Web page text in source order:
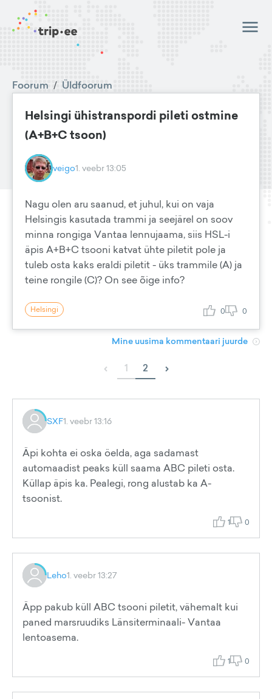
Foorum / Üldfoorum
Helsingi ühistranspordi pileti ostmine
(A+B+C tsoon)
veigo1. veebr 13:05
Nagu olen aru saanud, et juhul, kui on vaja
Helsingis kasutada trammi ja seejärel on soov
minna rongiga Vantaa lennujaama, siis HSL-i
äpis A+B+C tsooni katvat ühte piletit pole ja
tuleb osta kaks eraldi piletit - üks trammile (A) ja
teine rongile (C)? On see õige info?
Helsingi 0 0
Mine uusima kommentaari juurde
‹ 1 2 ›
SXF1. veebr 13:16
Äpi kohta ei oska öelda, aga sadamast
automaadist peaks küll saama ABC pileti osta.
Küllap äpis ka. Pealegi, rong alustab ka A-
tsoonist.
1 0
Leho1. veebr 13:27
Äpp pakub küll ABC tsooni piletit, vähemalt kui
paned marsruudiks Länsiterminaali- Vantaa
lentoasema.
1 0